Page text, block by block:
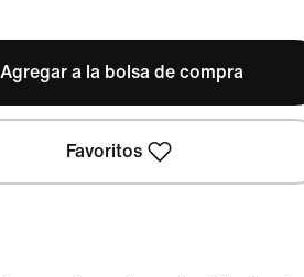
Agregar a la bolsa de compra
Favoritos